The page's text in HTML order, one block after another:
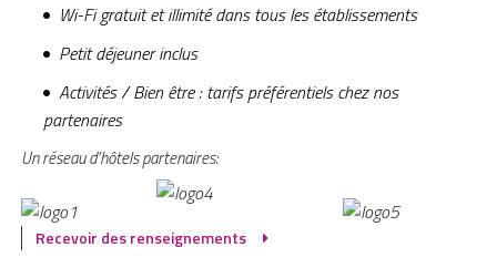
Wi-Fi gratuit et illimité dans tous les établissements
Petit déjeuner inclus
Activités / Bien être : tarifs préférentiels chez nos
partenaires
Un réseau d’hôtels partenaires:
Recevoir des renseignements